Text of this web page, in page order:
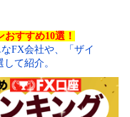
すすめ10選！
FX会社や、「ザイ
て紹介。